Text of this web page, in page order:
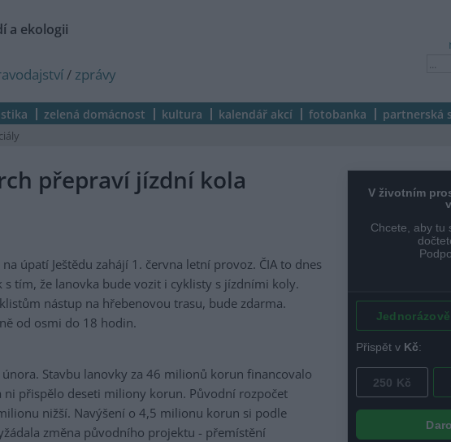
a ekologii
/ zprávy
zelená domácnost kultura kalendář akcí fotobanka partnerská
přepraví jízdní kola
úpatí Ještědu zahájí 1. června letní provoz. ČIA to dnes
s tím, že lanovka bude vozit i cyklisty s jízdními koly.
nástup na hřebenovou trasu, bude zdarma.
od osmi do 18 hodin.
Stavbu lanovky za 46 milionů korun financovalo
ni přispělo deseti miliony korun. Původní rozpočet
nižší. Navýšení o 4,5 milionu korun si podle
změna původního projektu - přemístění